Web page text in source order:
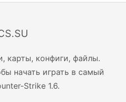
карты, конфиги, файлы.
начать играть в самый
Strike 1.6.